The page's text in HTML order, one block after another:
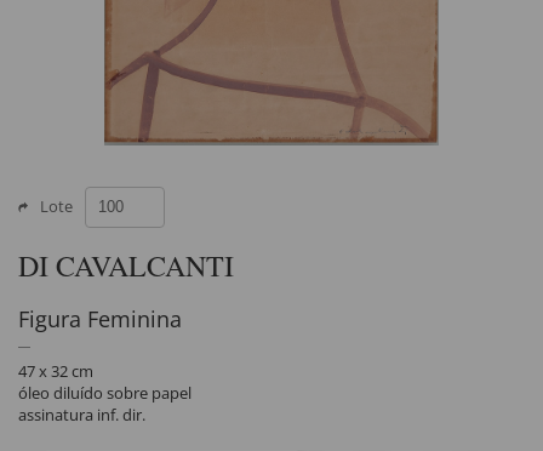
Lote
DI CAVALCANTI
Figura Feminina
47 x 32 cm
óleo diluído sobre papel
assinatura inf. dir.